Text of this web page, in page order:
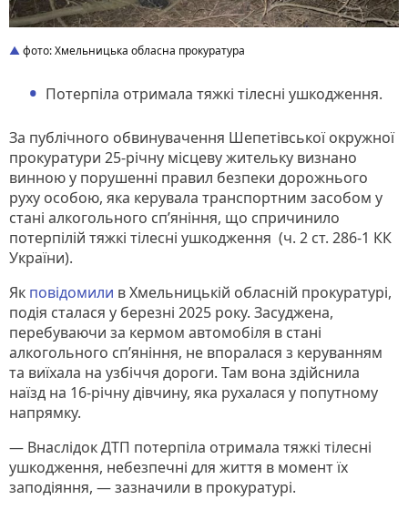
фото: Хмельницька обласна прокуратура
Потерпіла отримала тяжкі тілесні ушкодження.
За публічного обвинувачення Шепетівської окружної
прокуратури 25-річну місцеву жительку визнано
винною у порушенні правил безпеки дорожнього
руху особою, яка керувала транспортним засобом у
стані алкогольного сп’яніння, що спричинило
потерпілій тяжкі тілесні ушкодження (ч. 2 ст. 286-1 КК
України).
Як повідомили в Хмельницькій обласній прокуратурі,
подія сталася у березні 2025 року. Засуджена,
перебуваючи за кермом автомобіля в стані
алкогольного сп’яніння, не впоралася з керуванням
та виїхала на узбіччя дороги. Там вона здійснила
наїзд на 16-річну дівчину, яка рухалася у попутному
напрямку.
— Внаслідок ДТП потерпіла отримала тяжкі тілесні
ушкодження, небезпечні для життя в момент їх
заподіяння, — зазначили в прокуратурі.